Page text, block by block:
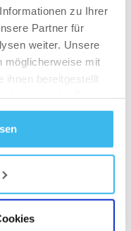
zu Ihrer
Partner für
weiter. Unsere
möglicherweise mit
ihnen bereitgestellt
(mein Favorit dafür,